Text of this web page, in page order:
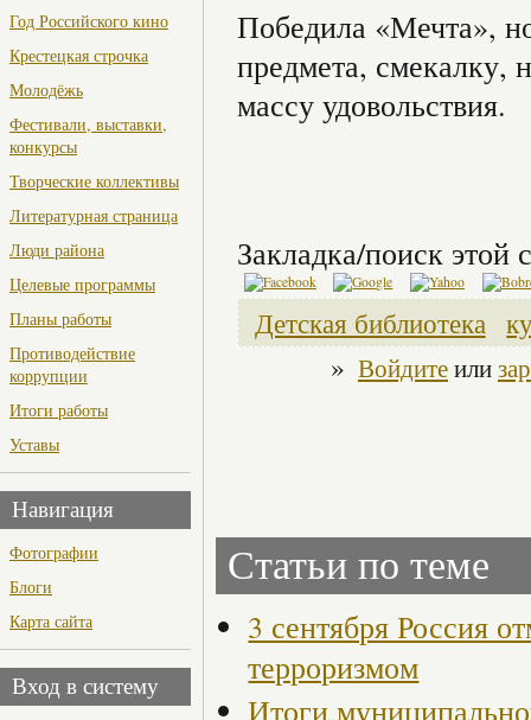
Год Российского кино
Крестецкая строчка
Молодёжь
Фестивали, выставки,
конкурсы
Творческие коллективы
Литературная страница
Люди района
Целевые программы
Планы работы
Противодействие
коррупции
Итоги работы
Уставы
Навигация
Фотографии
Блоги
Карта сайта
Вход в систему
Победила «Мечта»,
предмета, смекалку,
массу удовольствия.
Закладка/поиск этой
Детская библиотека
» Войдитеили
Статьи по теме
3 сентября Россия
терроризмом
Итоги